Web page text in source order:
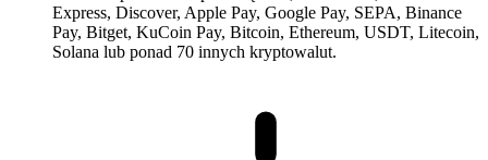
Express, Discover, Apple Pay, Google Pay, SEPA, Binance
Pay, Bitget, KuCoin Pay, Bitcoin, Ethereum, USDT, Litecoin,
Solana lub ponad 70 innych kryptowalut.